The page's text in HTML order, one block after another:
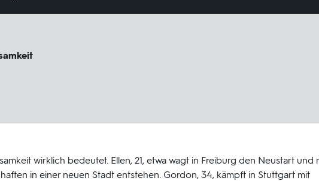
wirklich bedeutet. Ellen, 21, etwa wagt in Freiburg den Neustart und
in einer neuen Stadt entstehen. Gordon, 34, kämpft in Stuttgart mit